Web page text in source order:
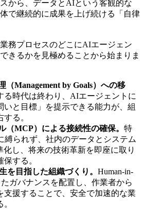
から、データとAIという客観的な
で継続的に成果を上げ続ける「自律
務プロセスのどこにAIエージェン
きるかを見極めることから始まりま
Management by Goals）への移
る時代は終わり、AIエージェントに
いと目標」を提示できる能力が、組
る。
MCP）による接続性の確保。 特
縛られず、社内のデータとシステム
化し、将来の技術革新を即座に取り
する。
目指した組織づくり。 Human-in-
ガバナンスを配置し、作業者から
支援することで、安全で加速的な業